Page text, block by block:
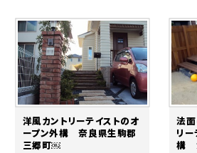
洋風カントリーテイストのオ
ープン外構 奈良県生駒郡
三郷町￼
法
リ
構